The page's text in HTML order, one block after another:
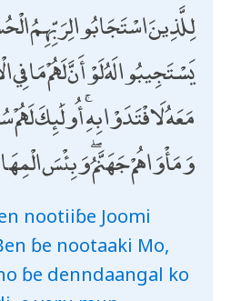
لِلَّذِينَ اسْتَجَابُوا لِرَبِّهِمُ
يَسْتَجِيبُوا لَهُ لَوْ أَنَّ لَهُمْ مَا
مَعَهُ لَافْتَدَوْا بِهِ ۚ أُولَٰئِكَ
وَمَأْوَاهُمْ جَهَنَّمُ ۖ وَبِئْسَ
nootiiɓe Joomi
ɓe nootaaki Mo,
ɓe denndaangal ko